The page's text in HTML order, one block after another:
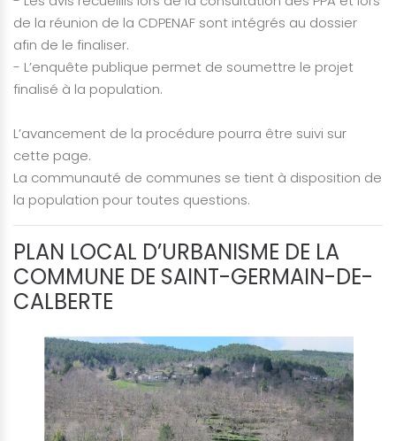
de la réunion de la CDPENAF sont intégrés au dossier
afin de le finaliser.
- L’enquête publique permet de soumettre le projet
finalisé à la population.
L’avancement de la procédure pourra être suivi sur
cette page.
La communauté de communes se tient à disposition de
la population pour toutes questions.
PLAN LOCAL D’URBANISME DE LA
COMMUNE DE SAINT-GERMAIN-DE-
CALBERTE